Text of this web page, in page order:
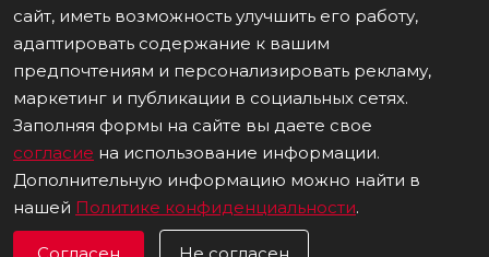
ПОЛИТИКА В ОТНОШЕНИИ ОБРАБОТКИ ПЕРСОНАЛЬНЫХ
ДАННЫХ
Данные о товаре на сайте носят информационный
характер, не являются публичной офертой (ст. 437 (2) ГК
РФ). © 2026 Все права защищены.
сайт, иметь возможность улучшить его работу,
адаптировать содержание к вашим
предпочтениям и персонализировать рекламу,
маркетинг и публикации в социальных сетях.
Заполняя формы на сайте вы даете свое
согласие на использование информации.
Дополнительную информацию можно найти в
нашей Политике конфиденциальности.